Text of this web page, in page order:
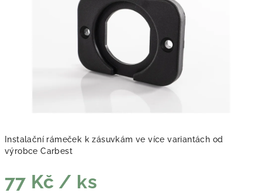
Instalační rámeček k zásuvkám ve více variantách od
výrobce Carbest
77 Kč / ks